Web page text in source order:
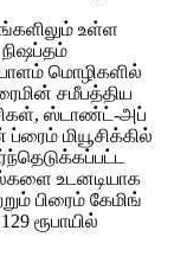
உள்ள
மொழிகளில்
சமீபத்திய
ஸ்டாண்ட்-அப்
மியூசிக்கில்
உடனடியாக
பிரைம் கேமிங்
ரூபாயில்